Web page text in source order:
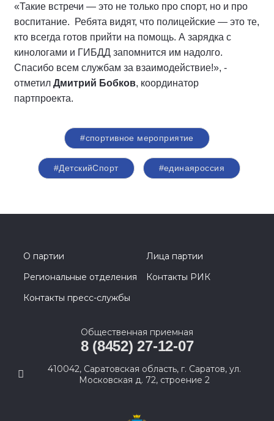
«Такие встречи — это не только про спорт, но и про
воспитание. Ребята видят, что полицейские — это те,
кто всегда готов прийти на помощь. А зарядка с
кинологами и ГИБДД запомнится им надолго.
Спасибо всем службам за взаимодействие!», -
отметил Дмитрий Бобков, координатор
партпроекта.
#спортивное мероприятие
#ДетскийСпорт #единаяроссия
О партии
Лица партии
Региональные отделения
Контакты РИК
Контакты пресс-службы
Общественная приемная
8 (8452) 27-12-07
410042, Саратовская область, г. Саратов, ул.
Московская д. 72, строение 2